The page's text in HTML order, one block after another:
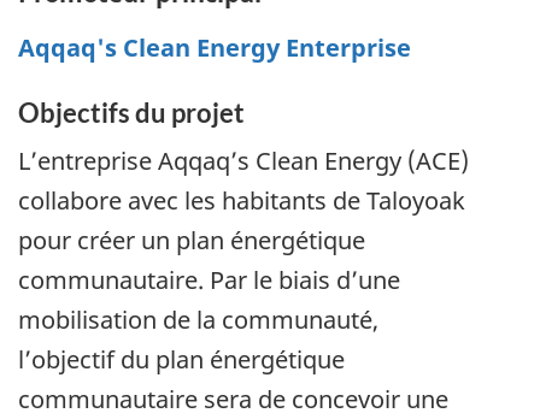
Aqqaq's Clean Energy Enterprise
Objectifs du projet
L’entreprise Aqqaq’s Clean Energy (ACE)
collabore avec les habitants de Taloyoak
pour créer un plan énergétique
communautaire. Par le biais d’une
mobilisation de la communauté,
l’objectif du plan énergétique
communautaire sera de concevoir une